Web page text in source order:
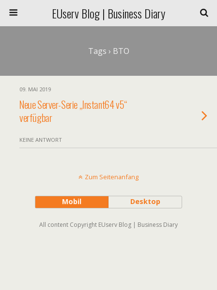
EUserv Blog | Business Diary
Tags › BTO
09. MAI 2019
Neue Server-Serie „Instant64 v5“
verfügbar
KEINE ANTWORT
Zum Seitenanfang
Mobil Desktop
All content Copyright EUserv Blog | Business Diary